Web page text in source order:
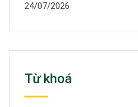
24/07/2026
Từ khoá